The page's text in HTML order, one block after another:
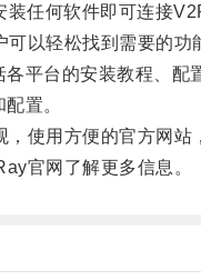
任何软件即可连接
以轻松找到需要的功
台的安装教程、配
置。
用方便的官方网站
官网了解更多信息。